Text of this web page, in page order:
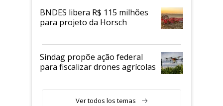
BNDES libera R$ 115 milhões
para projeto da Horsch
Sindag propõe ação federal
para fiscalizar drones agrícolas
Ver todos los temas